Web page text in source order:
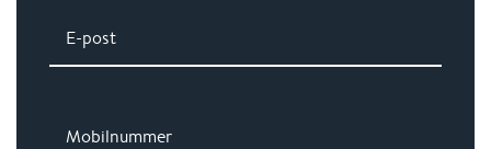
E-post
Mobilnummer